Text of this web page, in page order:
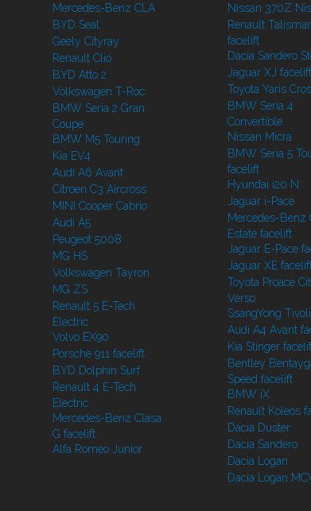
Mercedes-Benz CLA
BYD Seal
Geely Cityray
Renault Clio
BYD Atto 2
Volkswagen T-Roc
BMW Seria 2 Gran
Coupe
BMW M5 Touring
Kia EV4
Audi A6 Avant
Citroen C3 Aircross
MINI Cooper Cabrio
Audi A5
Peugeot 5008
MG HS
Volkswagen Tayron
MG ZS
Renault 5 E-Tech
Electric
Volvo EX90
Porsche 911 facelift
BYD Dolphin Surf
Renault 4 E-Tech
Electric
Mercedes-Benz Clasa
G facelift
Alfa Romeo Junior
Nissan 370Z
Renault
facelift
Dacia Sandero
Jaguar XJ facelift
Toyota Yaris
BMW Seria 4
Convertible
Nissan Micra
BMW Seria 5
facelift
Hyundai i20 N
Jaguar i-Pace
Mercedes-Benz
Estate facelift
Jaguar E-Pace
Jaguar XE
Toyota Proace
Verso
SsangYong
Audi A4 Avant
Kia Stinger
Bentley
Speed facelift
BMW iX
Renault Koleos
Dacia Duster
Dacia Sandero
Dacia Logan
Dacia Logan